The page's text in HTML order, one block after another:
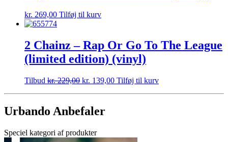
kr. 269,00 Tilføj til kurv
2 Chainz – Rap Or Go To The League
(limited edition) (vinyl)
Tilbud kr.229,00 kr. 139,00 Tilføj til kurv
Urbando Anbefaler
Speciel kategori af produkter